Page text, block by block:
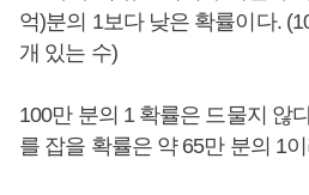
억)분의 1보다 낮은 확률이다.
개 있는 수)
100만 분의 1 확률은 드물지 않
를 잡을 확률은 약 65만 분의 1